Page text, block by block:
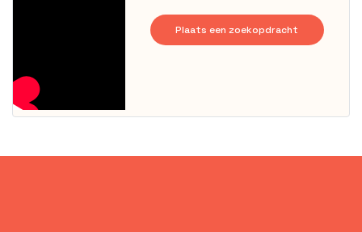
Plaats een zoekopdracht